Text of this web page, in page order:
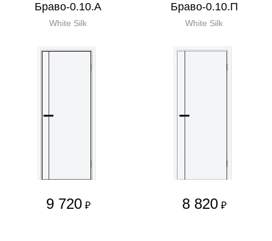
Браво-0.10.А
White Silk
9 720 ₽
Браво-0.10.П
White Silk
8 820 ₽